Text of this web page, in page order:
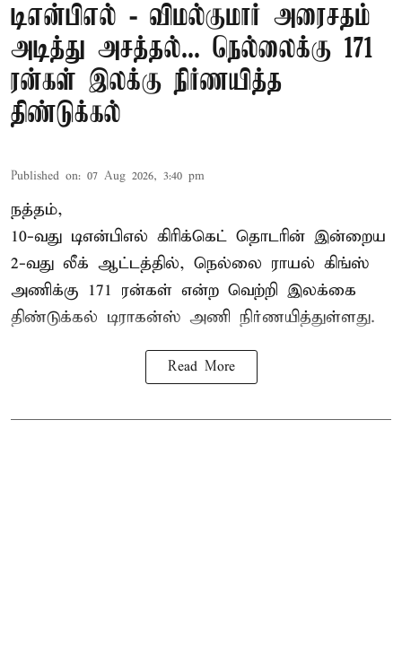
டிஎன்பிஎல் - விமல்குமார் அரைசதம்
அடித்து அசத்தல்... நெல்லைக்கு 171
ரன்கள் இலக்கு நிர்ணயித்த
திண்டுக்கல்
Published on: 07 Aug 2026, 3:40 pm
நத்தம்,
10-வது டிஎன்பிஎல் கிரிக்கெட் தொடரின் இன்றைய
2-வது லீக் ஆட்டத்தில், நெல்லை ராயல் கிங்ஸ்
அணிக்கு 171 ரன்கள் என்ற வெற்றி இலக்கை
திண்டுக்கல் டிராகன்ஸ் அணி நிர்ணயித்துள்ளது.
Read More